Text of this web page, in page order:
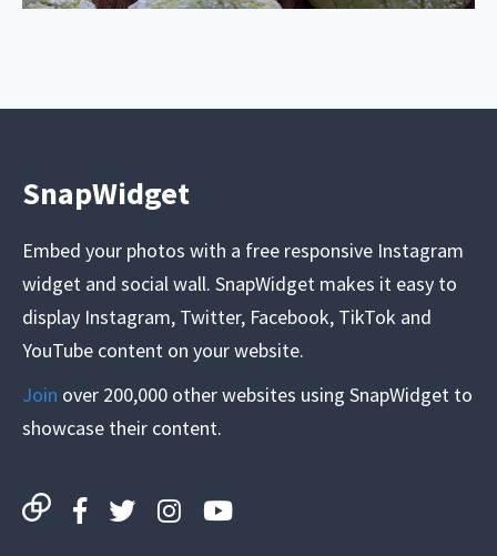
SnapWidget
Embed your photos with a free responsive Instagram
widget and social wall. SnapWidget makes it easy to
display Instagram, Twitter, Facebook, TikTok and
YouTube content on your website.
Join over 200,000 other websites using SnapWidget to
showcase their content.